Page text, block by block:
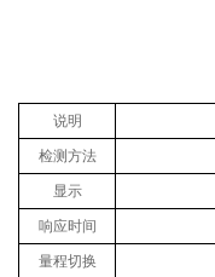
说明
检测方法
显示
响应时间
量程切换